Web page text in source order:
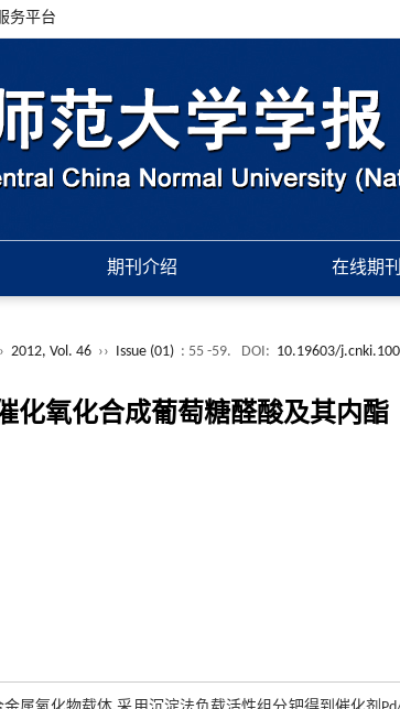
务平台
期刊介绍 在线期刊
2012, Vol. 46 ›› Issue (01) : 55 -59. DOI: 10.19603/
化氧化合成葡萄糖醛酸及其内酯